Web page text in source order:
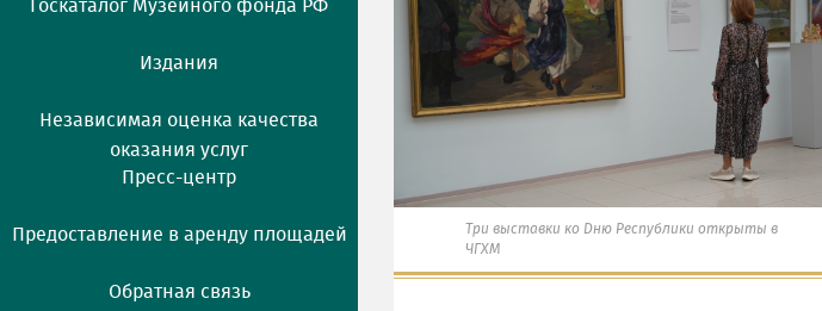
Госкаталог Музейного фонда РФ
Издания
Независимая оценка качества
оказания услуг
Пресс-центр
Предоставление в аренду площадей
Обратная связь
Три выставки ко Дню Республики открыты в
ЧГХМ